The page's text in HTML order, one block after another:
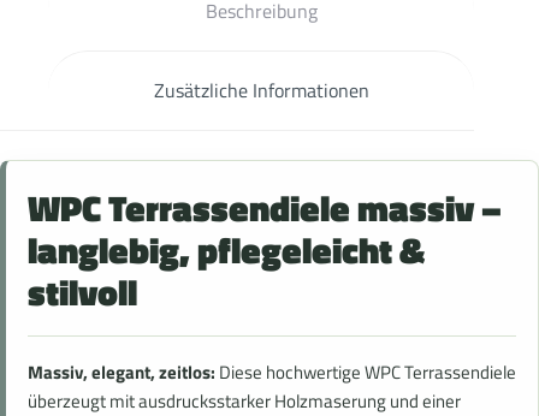
Beschreibung
Zusätzliche Informationen
WPC Terrassendiele massiv –
langlebig, pflegeleicht &
stilvoll
Massiv, elegant, zeitlos: Diese hochwertige WPC Terrassendiele
überzeugt mit ausdrucksstarker Holzmaserung und einer